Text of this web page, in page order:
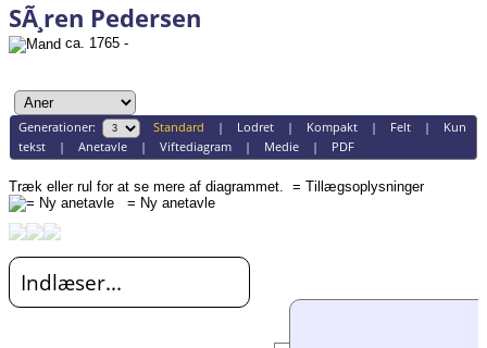
SÃ¸ren Pedersen
ca. 1765 -
Generationer: Standard | Lodret| Kompakt| Felt| Kun
tekst| Anetavle| Viftediagram| Medie| PDF
Træk eller rul for at se mere af diagrammet.
= Tillægsoplysninger
= Ny anetavle
Indlæser...